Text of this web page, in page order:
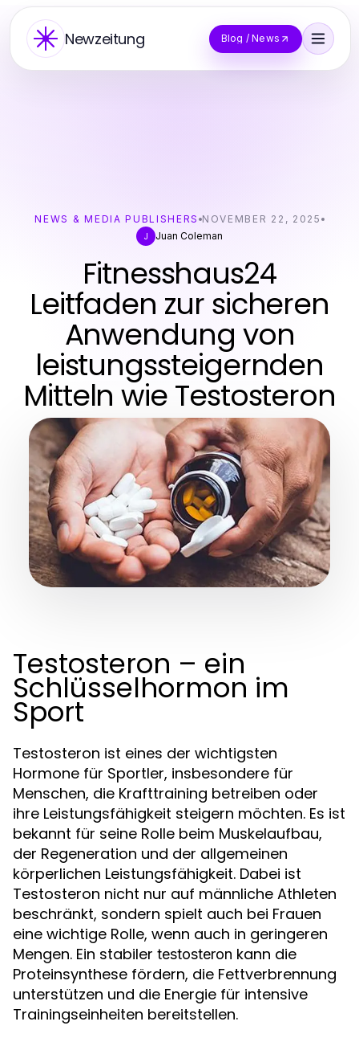
Newzeitung Blog / News
NEWS & MEDIA PUBLISHERS NOVEMBER 22, 2025
J
Juan Coleman
Fitnesshaus24
Leitfaden zur sicheren
Anwendung von
leistungssteigernden
Mitteln wie Testosteron
Testosteron – ein
Schlüsselhormon im
Sport
Testosteron ist eines der wichtigsten
Hormone für Sportler, insbesondere für
Menschen, die Krafttraining betreiben oder
ihre Leistungsfähigkeit steigern möchten. Es ist
bekannt für seine Rolle beim Muskelaufbau,
der Regeneration und der allgemeinen
körperlichen Leistungsfähigkeit. Dabei ist
Testosteron nicht nur auf männliche Athleten
beschränkt, sondern spielt auch bei Frauen
eine wichtige Rolle, wenn auch in geringeren
Mengen. Ein stabiler testosteron kann die
Proteinsynthese fördern, die Fettverbrennung
unterstützen und die Energie für intensive
Trainingseinheiten bereitstellen.